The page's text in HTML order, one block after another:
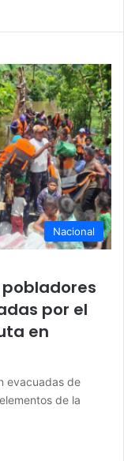
Nacional
pobladores
por el
en
evacuadas de
de la